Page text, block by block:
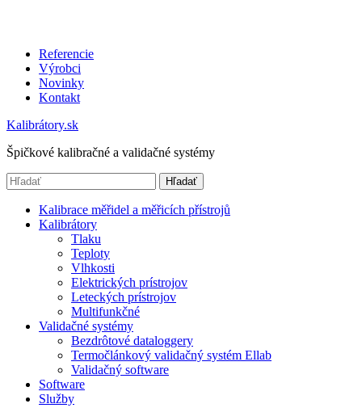
Referencie
Výrobci
Novinky
Kontakt
Kalibrátory.sk
Špičkové kalibračné a validačné systémy
Hľadať
Kalibrace měřidel a měřicích přístrojů
Kalibrátory
Tlaku
Teploty
Vlhkosti
Elektrických prístrojov
Leteckých prístrojov
Multifunkčné
Validačné systémy
Bezdrôtové dataloggery
Termočlánkový validačný systém Ellab
Validačný software
Software
Služby